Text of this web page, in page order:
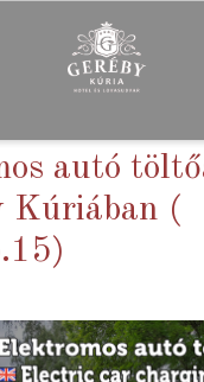
autó
Kúriában (